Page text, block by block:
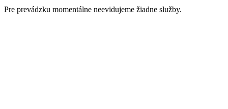
Pre prevádzku momentálne neevidujeme žiadne služby.